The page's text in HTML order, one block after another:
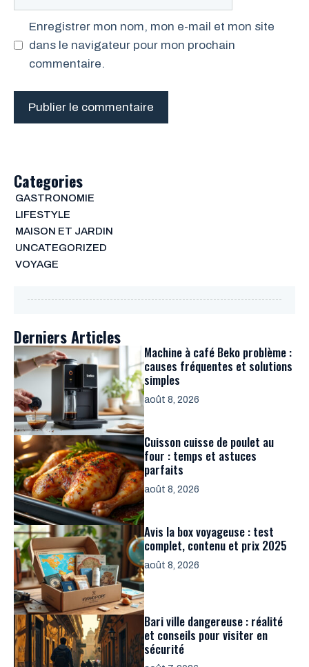
Enregistrer mon nom, mon e-mail et mon site
dans le navigateur pour mon prochain
commentaire.
Categories
GASTRONOMIE
LIFESTYLE
MAISON ET JARDIN
UNCATEGORIZED
VOYAGE
Derniers Articles
Machine à café Beko problème :
causes fréquentes et solutions
simples
août 8, 2026
Cuisson cuisse de poulet au
four : temps et astuces
parfaits
août 8, 2026
Avis la box voyageuse : test
complet, contenu et prix 2025
août 8, 2026
Bari ville dangereuse : réalité
et conseils pour visiter en
sécurité